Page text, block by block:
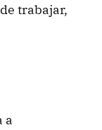
trabajar,
a